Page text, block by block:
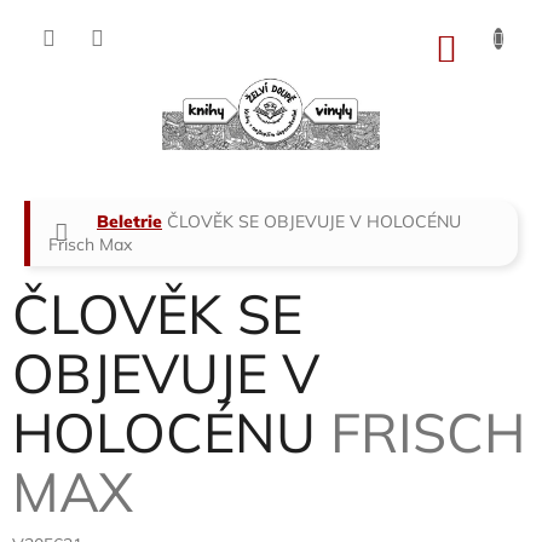
Domů
Beletrie ČLOVĚK SE OBJEVUJE V HOLOCÉNU
Frisch Max
ČLOVĚK SE
OBJEVUJE V
HOLOCÉNU FRISCH
MAX